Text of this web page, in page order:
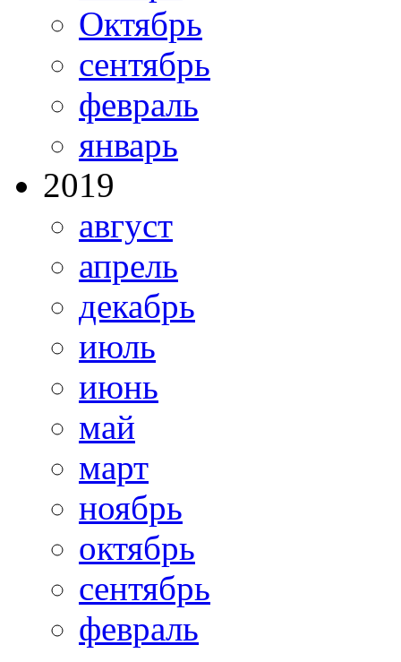
Октябрь
сентябрь
февраль
январь
2019
август
апрель
декабрь
июль
июнь
май
март
ноябрь
октябрь
сентябрь
февраль